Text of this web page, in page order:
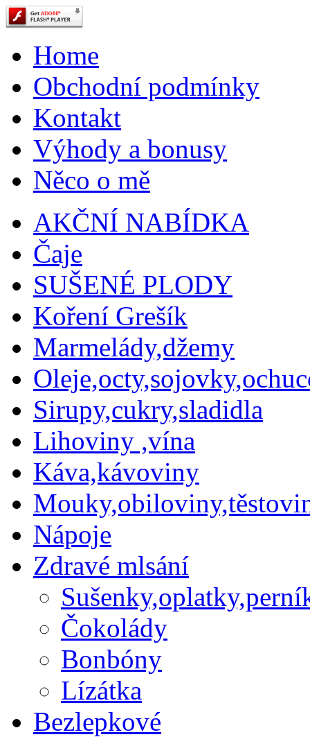
Home
Obchodní podmínky
Kontakt
Výhody a bonusy
Něco o mě
AKČNÍ NABÍDKA
Čaje
SUŠENÉ PLODY
Koření Grešík
Marmelády,džemy
Sirupy,cukry,sladidla
Lihoviny ,vína
Káva,kávoviny
Nápoje
Zdravé mlsání
Čokolády
Bonbóny
Lízátka
Bezlepkové